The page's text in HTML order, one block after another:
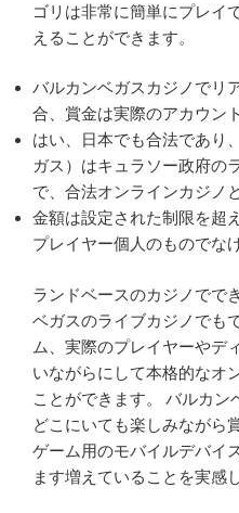
ゴリは非常に簡単にプレイ
えることができます。
バルカンベガスカジノでリ
合、賞金は実際のアカウン
はい、日本でも合法であり
ガス）はキュラソー政府の
で、合法オンラインカジノ
金額は設定された制限を超
プレイヤー個人のものでな
ランドベースのカジノでで
ベガスのライブカジノでも
ム、実際のプレイヤーやデ
いながらにして本格的なオ
ことができます。 バルカン
どこにいても楽しみながら
ゲーム用のモバイルデバイ
ます増えていることを実感